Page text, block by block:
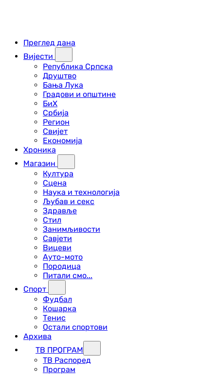
Преглед дана
Вијести
Република Српска
Друштво
Бања Лука
Градови и општине
БиХ
Србија
Регион
Свијет
Економија
Хроника
Магазин
Култура
Сцена
Наука и технологија
Љубав и секс
Здравље
Стил
Занимљивости
Савјети
Вицеви
Ауто-мото
Породица
Питали смо...
Спорт
Фудбал
Кошарка
Тенис
Остали спортови
Архива
ТВ ПРОГРАМ
ТВ Распоред
Програм